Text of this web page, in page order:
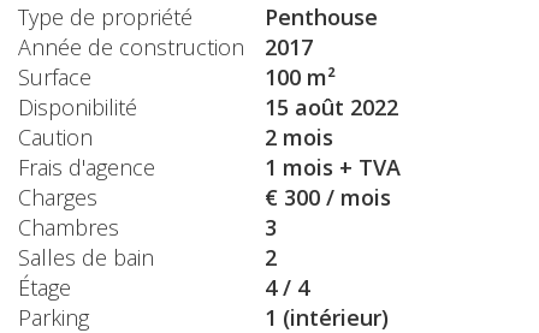
Type de propriété
Penthouse
Année de construction
2017
Surface
100 m²
Disponibilité
15 août 2022
Caution
2 mois
Frais d'agence
1 mois + TVA
Charges
€ 300 / mois
Chambres
3
Salles de bain
2
Étage
4 / 4
Parking
1 (intérieur)